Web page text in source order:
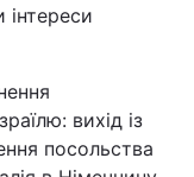
вихід із
посольства